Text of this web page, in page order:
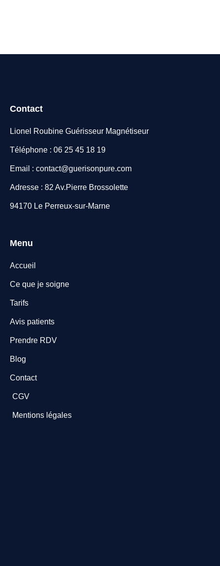
Contact
Lionel Roubine Guérisseur Magnétiseur
Téléphone : 06 25 45 18 19
Email : contact@guerisonpure.com
Adresse : 82 Av.Pierre Brossolette
94170 Le Perreux-sur-Marne
Menu
Accueil
Ce que je soigne
Tarifs
Avis patients
Prendre RDV
Blog
Contact
CGV
Mentions légales